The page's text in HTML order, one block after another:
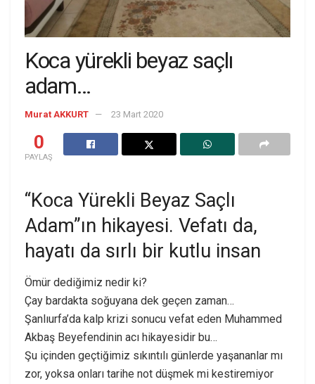
Koca yürekli beyaz saçlı
adam…
Murat AKKURT 23 Mart 2020
0
PAYLAŞ
“Koca Yürekli Beyaz Saçlı
Adam”ın hikayesi. Vefatı da,
hayatı da sırlı bir kutlu insan
Ömür dediğimiz nedir ki?
Çay bardakta soğuyana dek geçen zaman…
Şanlıurfa’da kalp krizi sonucu vefat eden Muhammed
Akbaş Beyefendinin acı hikayesidir bu…
Şu içinden geçtiğimiz sıkıntılı günlerde yaşananlar mı
zor, yoksa onları tarihe not düşmek mi kestiremiyor